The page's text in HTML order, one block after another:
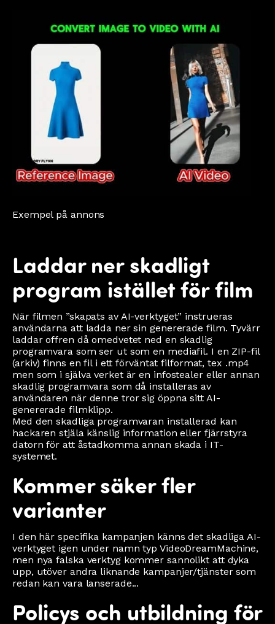
Exempel på annons
Laddar ner skadligt
program istället för film
När filmen ”skapats av AI-verktyget” instrueras
användarna att ladda ner sin genererade film. Tyvärr
laddar offren då omedvetet ned en skadlig
programvara som ser ut som en mediafil. I en ZIP-fil
(arkiv) finns en fil i ett förväntat filformat, tex .mp4
men som i själva verket är en infostealer eller annan
skadlig programvara som då installeras av
användaren när denne tror sig öppna sitt AI-
genererade filmklipp.
Med den skadliga programvaran installerad kan
hackaren stjäla känslig information eller fjärrstyra
datorn för att åstadkomma annan skada i IT-
systemet.
Kommer säker fler
varianter
I den här specifika kampanjen känns det skadliga AI-
verktyget igen under namn typ VideoDreamMachine,
men nya falska verktyg kommer sannolikt att dyka
upp, utöver andra liknande kampanjer/tjänster som
redan kan vara lanserade...
Policys och utbildning för